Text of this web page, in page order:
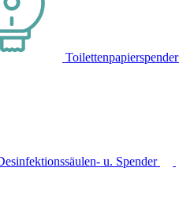
Toilettenpapierspender
u. Spender